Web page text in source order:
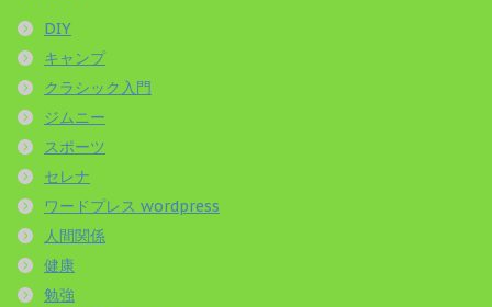
DIY
キャンプ
クラシック入門
ジムニー
スポーツ
セレナ
ワードプレス wordpress
人間関係
健康
勉強